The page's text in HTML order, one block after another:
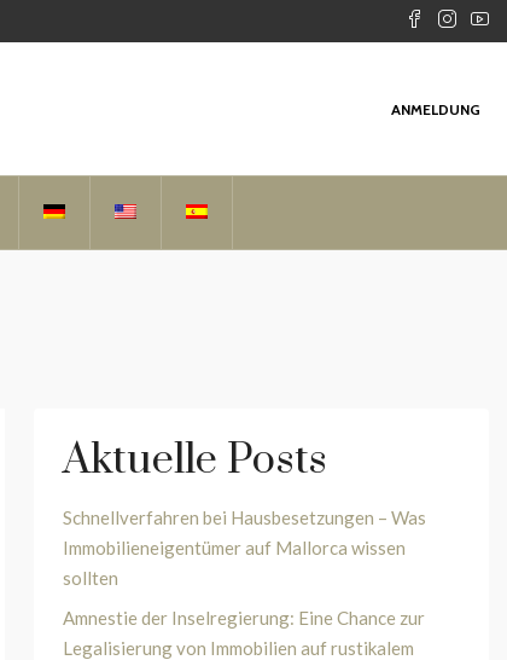
ANMELDUNG
Aktuelle Posts
Schnellverfahren bei Hausbesetzungen – Was
Immobilieneigentümer auf Mallorca wissen
sollten
Amnestie der Inselregierung: Eine Chance zur
Legalisierung von Immobilien auf rustikalem